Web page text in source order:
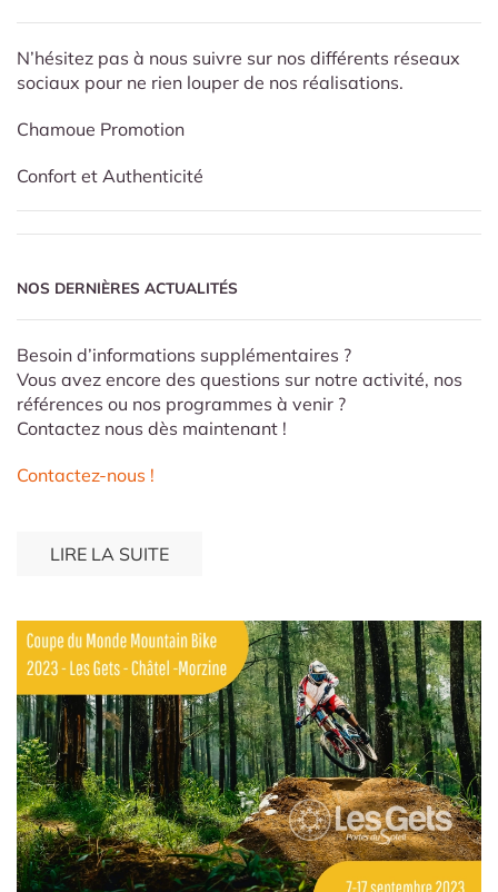
N’hésitez pas à nous suivre sur nos différents réseaux
sociaux pour ne rien louper de nos réalisations.
Chamoue Promotion
Confort et Authenticité
NOS DERNIÈRES ACTUALITÉS
Besoin d’informations supplémentaires ?
Vous avez encore des questions sur notre activité, nos
références ou nos programmes à venir ?
Contactez nous dès maintenant !
Contactez-nous !
LIRE LA SUITE